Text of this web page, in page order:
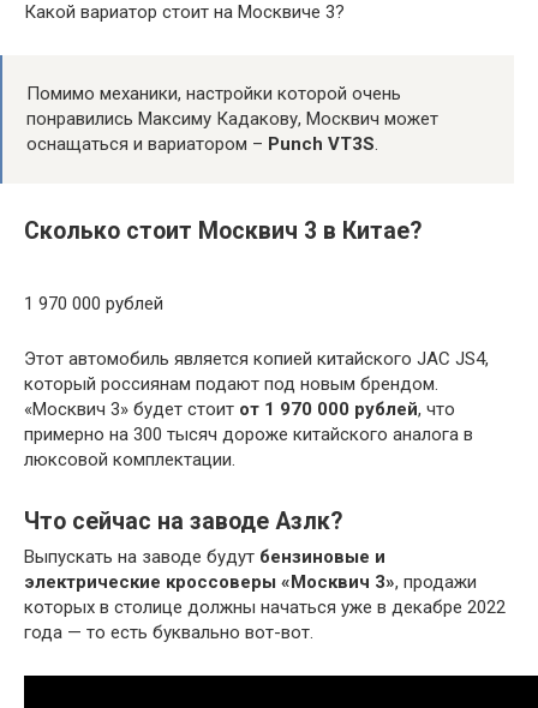
Какой вариатор стоит на Москвиче 3?
Помимо механики, настройки которой очень
понравились Максиму Кадакову, Москвич может
оснащаться и вариатором – Punch VT3S.
Сколько стоит Москвич 3 в Китае?
1 970 000 рублей
Этот автомобиль является копией китайского JAC JS4,
который россиянам подают под новым брендом.
«Москвич 3» будет стоит от 1 970 000 рублей, что
примерно на 300 тысяч дороже китайского аналога в
люксовой комплектации.
Что сейчас на заводе Азлк?
Выпускать на заводе будут бензиновые и
электрические кроссоверы «Москвич 3», продажи
которых в столице должны начаться уже в декабре 2022
года — то есть буквально вот-вот.